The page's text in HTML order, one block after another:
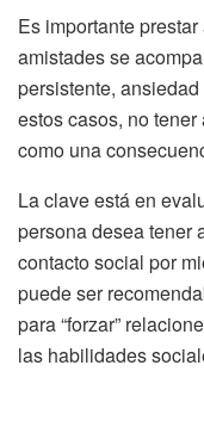
Es importante
amistades se
persistente,
estos casos, no
como una
La clave está en
persona desea tener
contacto social por
puede ser
para “forzar”
las habilidades